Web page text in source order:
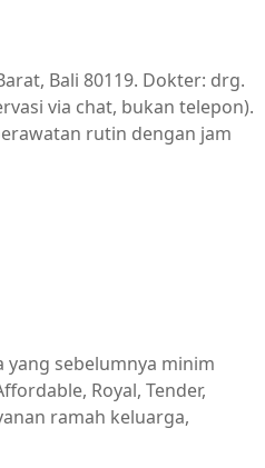
Bali 80119. Dokter: drg.
via chat, bukan telepon).
rutin dengan jam
yang sebelumnya minim
Royal, Tender,
ramah keluarga,